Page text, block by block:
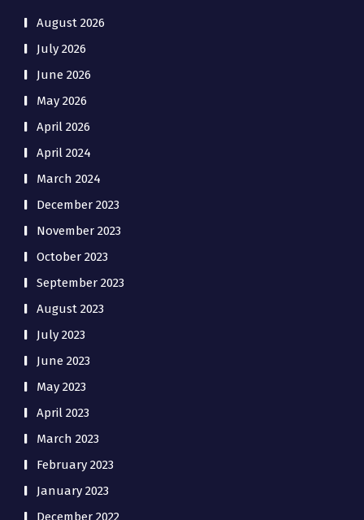
August 2026
July 2026
June 2026
May 2026
April 2026
April 2024
March 2024
December 2023
November 2023
October 2023
September 2023
August 2023
July 2023
June 2023
May 2023
April 2023
March 2023
February 2023
January 2023
December 2022